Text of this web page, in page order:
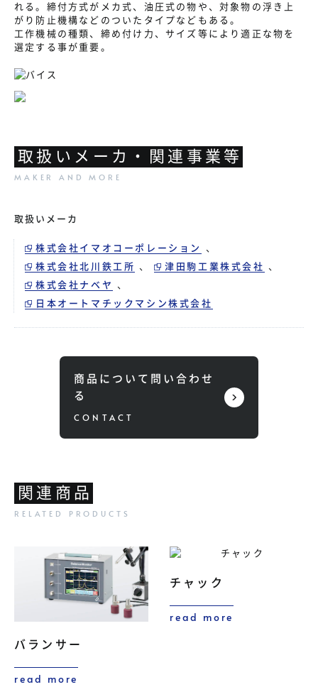
れる。締付方式がメカ式、油圧式の物や、対象物の浮き上
がり防止機構などのついたタイプなどもある。
工作機械の種類、締め付け力、サイズ等により適正な物を
選定する事が重要。
取扱いメーカ・関連事業等
取扱いメーカ
株式会社イマオコーポレーション
、
株式会社北川鉄工所
、 津田駒工業株式会社
、
株式会社ナベヤ
、
日本オートマチックマシン株式会社
商品について問い合わせ
る
関連商品
バランサー
read more
チャック
read more